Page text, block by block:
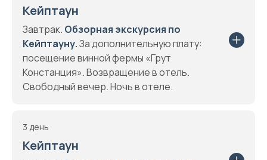
Кейптаун
Завтрак. Обзорная экскурсия по
Кейптауну.За дополнительную плату:
посещение винной фермы «Грут
Констанция». Возвращение в отель.
Свободный вечер. Ночь в отеле.
3 день
Кейптаун